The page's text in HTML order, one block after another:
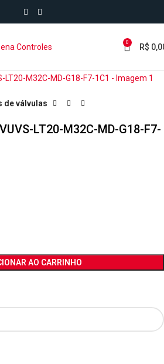
0 R$
de válvulas
LT20-M32C-MD-G18-F7-
AO CARRINHO